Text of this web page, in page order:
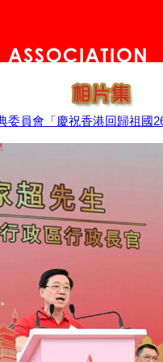
委員會「慶祝香港回歸祖國